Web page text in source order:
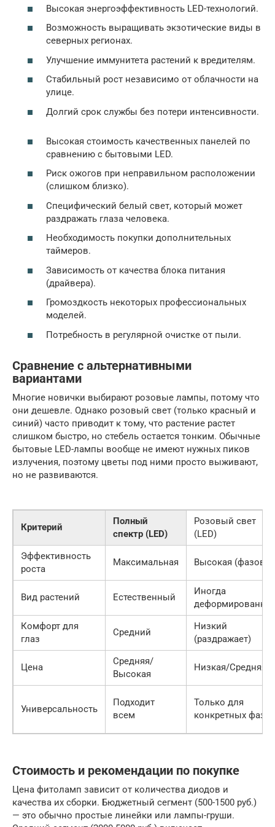
Высокая энергоэффективность LED-технологий.
Возможность выращивать экзотические виды в
северных регионах.
Улучшение иммунитета растений к вредителям.
Стабильный рост независимо от облачности на
улице.
Долгий срок службы без потери интенсивности.
Высокая стоимость качественных панелей по
сравнению с бытовыми LED.
Риск ожогов при неправильном расположении
(слишком близко).
Специфический белый свет, который может
раздражать глаза человека.
Необходимость покупки дополнительных
таймеров.
Зависимость от качества блока питания
(драйвера).
Громоздкость некоторых профессиональных
моделей.
Потребность в регулярной очистке от пыли.
Сравнение с альтернативными
вариантами
Многие новички выбирают розовые лампы, потому что
они дешевле. Однако розовый свет (только красный и
синий) часто приводит к тому, что растение растет
слишком быстро, но стебель остается тонким. Обычные
бытовые LED-лампы вообще не имеют нужных пиков
излучения, поэтому цветы под ними просто выживают,
но не развиваются.
Критерий
Полный
спектр (LED)
Розовый свет
(LED)
Эффективность
роста
Максимальная Высокая
Вид растений Естественный
Иногда
Комфорт для
глаз
Средний
Низкий
(раздражает)
Цена
Средняя/
Высокая
Низкая/Средняя
Универсальность
Подходит
всем
Только для
конкретных фаз
Стоимость и рекомендации по покупке
Цена фитоламп зависит от количества диодов и
качества их сборки. Бюджетный сегмент (500-1500 руб.)
— это обычно простые линейки или лампы-груши.